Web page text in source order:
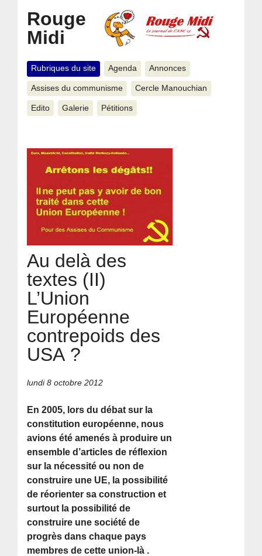
Rouge
Midi
Rubriques du site Agenda Annonces
Assises du communisme Cercle Manouchian
Edito Galerie Pétitions
Au delà des
textes (II)
L’Union
Européenne
contrepoids des
USA ?
lundi 8 octobre 2012
En 2005, lors du débat sur la
constitution européenne, nous
avions été amenés à produire un
ensemble d’articles de réflexion
sur la nécessité ou non de
construire une UE, la possibilité
de réorienter sa construction et
surtout la possibilité de
construire une société de
progrès dans chaque pays
membres de cette union-là .